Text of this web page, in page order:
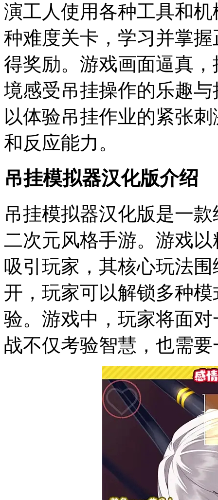
演工人使用各种工具和
种难度关卡，学习并掌
得奖励。游戏画面逼真
境感受吊挂操作的乐趣
以体验吊挂作业的紧张
和反应能力。
吊挂模拟器汉化版介绍
吊挂模拟器汉化版是一
二次元风格手游。游戏
吸引玩家，其核心玩法
开，玩家可以解锁多种
验。游戏中，玩家将面
战不仅考验智慧，也需